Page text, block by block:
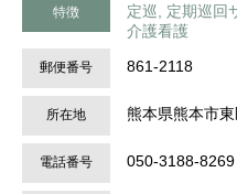
特徴
定巡, 定期巡回
介護看護
郵便番号 861-2118
所在地 熊本県熊本市
電話番号 050-3188-8269